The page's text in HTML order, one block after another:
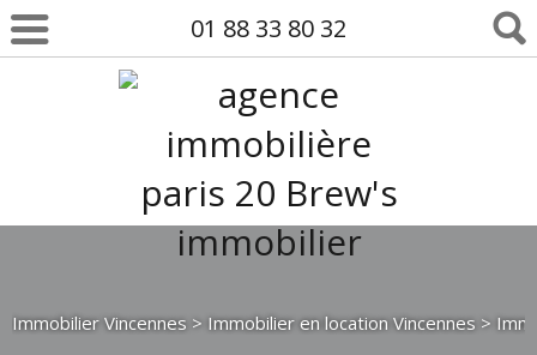
01 88 33 80 32
Immobilier Vincennes > Immobilier en location Vincennes >